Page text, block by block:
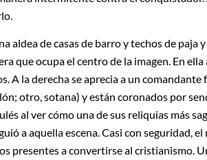
aldea de casas de barro y techos de paja
que ocupa el centro de la imagen. En
A la derecha se aprecia a un
otro, sotana) y están coronados por
al ver cómo una de sus reliquias más
a aquella escena. Casi con seguridad,
presentes a convertirse al cristianismo.